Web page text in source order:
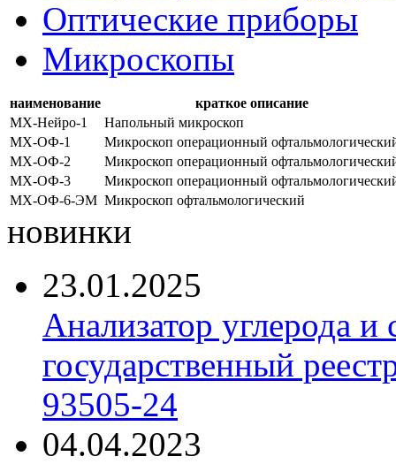
Оптические приборы
Микроскопы
наименование
краткое описание
МХ-Нейро-1
Напольный микроскоп
МХ-ОФ-1
Микроскоп операционный
МХ-ОФ-2
Микроскоп операционный
МХ-ОФ-3
Микроскоп операционный
МХ-ОФ-6-ЭМ Микроскоп офтальмологический
новинки
23.01.2025
Анализатор углерода
государственный
93505-24
04.04.2023